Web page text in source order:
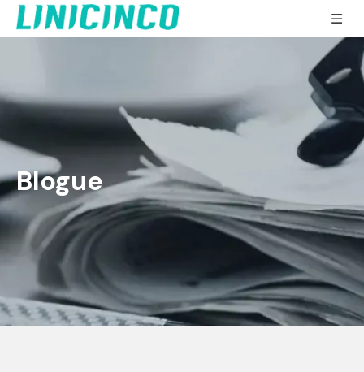
Blogue